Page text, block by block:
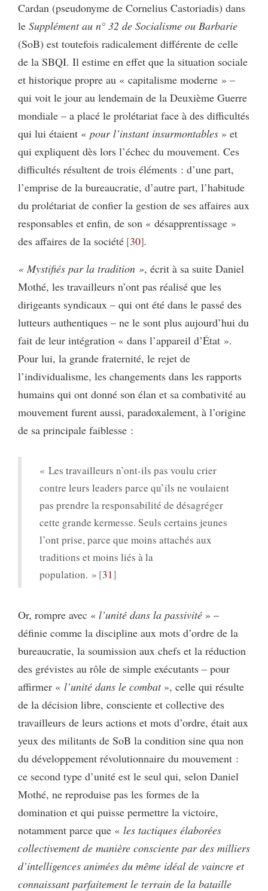
Cardan (pseudonyme de Cornelius Castoriadis) dans
le Supplément au n° 32 de Socialisme ou Barbarie
(SoB) est toutefois radicalement différente de celle
de la SBQI. Il estime en effet que la situation sociale
et historique propre au « capitalisme moderne » –
qui voit le jour au lendemain de la Deuxième Guerre
mondiale – a placé le prolétariat face à des difficultés
qui lui étaient « pour l’instant insurmontables » et
qui expliquent dès lors l’échec du mouvement. Ces
difficultés résultent de trois éléments : d’une part,
l’emprise de la bureaucratie, d’autre part, l’habitude
du prolétariat de confier la gestion de ses affaires aux
responsables et enfin, de son « désapprentissage »
des affaires de la société 30 .
« Mystifiés par la tradition », écrit à sa suite Daniel
Mothé, les travailleurs n’ont pas réalisé que les
dirigeants syndicaux – qui ont été dans le passé des
lutteurs authentiques – ne le sont plus aujourd’hui du
fait de leur intégration « dans l’appareil d’État ».
Pour lui, la grande fraternité, le rejet de
l’individualisme, les changements dans les rapports
humains qui ont donné son élan et sa combativité au
mouvement furent aussi, paradoxalement, à l’origine
de sa principale faiblesse :
« Les travailleurs n’ont-ils pas voulu crier
contre leurs leaders parce qu’ils ne voulaient
pas prendre la responsabilité de désagréger
cette grande kermesse. Seuls certains jeunes
l’ont prise, parce que moins attachés aux
traditions et moins liés à la
population. » 31
Or, rompre avec « l’unité dans la passivité » –
définie comme la discipline aux mots d’ordre de la
bureaucratie, la soumission aux chefs et la réduction
des grévistes au rôle de simple exécutants – pour
affirmer « l’unité dans le combat », celle qui résulte
de la décision libre, consciente et collective des
travailleurs de leurs actions et mots d’ordre, était aux
yeux des militants de SoB la condition sine qua non
du développement révolutionnaire du mouvement :
ce second type d’unité est le seul qui, selon Daniel
Mothé, ne reproduise pas les formes de la
domination et qui puisse permettre la victoire,
notamment parce que « les tactiques élaborées
collectivement de manière consciente par des milliers
d’intelligences animées du même idéal de vaincre et
connaissant parfaitement le terrain de la bataille